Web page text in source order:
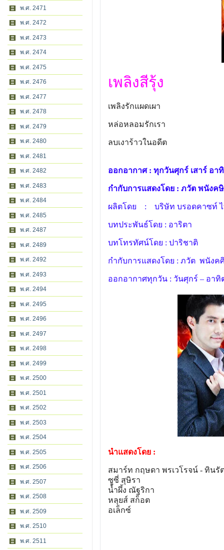
พ.ศ. 2471
พ.ศ. 2472
พ.ศ. 2473
พ.ศ. 2474
พ.ศ. 2475
พ.ศ. 2476
พ.ศ. 2477
พ.ศ. 2478
พ.ศ. 2479
พ.ศ. 2480
พ.ศ. 2481
พ.ศ. 2482
พ.ศ. 2483
พ.ศ. 2484
พ.ศ. 2485
พ.ศ. 2487
พ.ศ. 2489
พ.ศ. 2492
พ.ศ. 2493
พ.ศ. 2494
พ.ศ. 2495
พ.ศ. 2496
พ.ศ. 2497
พ.ศ. 2498
พ.ศ. 2499
พ.ศ. 2500
พ.ศ. 2501
พ.ศ. 2502
พ.ศ. 2503
พ.ศ. 2504
พ.ศ. 2505
พ.ศ. 2506
พ.ศ. 2507
พ.ศ. 2508
พ.ศ. 2509
พ.ศ. 2510
พ.ศ. 2511
เพลิงสีรุ้ง
เพลิงรักแผดเผา
หล่อหลอมรักเรา
ลบเงาร้าวในอดีต
ออกอากาศ : ทุกวันศุกร์ เสาร์ อาทิ
กำกับการแสดงโดย : ภวัต พนังค
ผลิตโดย : บริษัท บรอดคาซท์ ไ
บทประพันธ์โดย : อาริตา
บทโทรทัศน์โดย : ปาริชาติ
กำกับการแสดงโดย : ภวัต พนังค
ออกอากาศทุกวัน : วันศุกร์ – อาทิ
นำแสดงโดย :
สมาร์ท กฤษดา พรเวโรจน์ - ทินรั
ซูซี่ สุษิรา
น้ำผึ้ง ณัฐริกา
หลุยส์ สก็อต
อเล็กซ์